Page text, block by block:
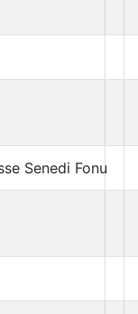
Senedi Fonu